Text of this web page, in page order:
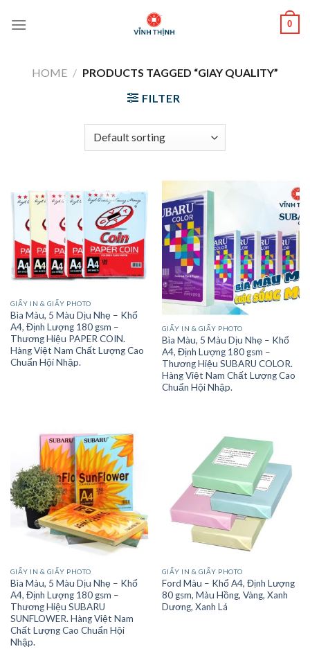
0
HOME / PRODUCTS TAGGED “GIAY QUALITY”
FILTER
GIẤY IN & GIẤY PHOTO
Bìa Màu, 5 Màu Dịu Nhẹ – Khổ
A4, Định Lượng 180 gsm –
Thương Hiệu PAPER COIN.
Hàng Việt Nam Chất Lượng Cao
Chuẩn Hội Nhập.
GIẤY IN & GIẤY PHOTO
Bìa Màu, 5 Màu Dịu Nhẹ – Khổ
A4, Định Lượng 180 gsm –
Thương Hiệu SUBARU COLOR.
Hàng Việt Nam Chất Lượng Cao
Chuẩn Hội Nhập.
GIẤY IN & GIẤY PHOTO
Bìa Màu, 5 Màu Dịu Nhẹ – Khổ
A4, Định Lượng 180 gsm –
Thương Hiệu SUBARU
SUNFLOWER. Hàng Việt Nam
Chất Lượng Cao Chuẩn Hội
Nhập.
GIẤY IN & GIẤY PHOTO
Ford Màu – Khổ A4, Định Lượng
80 gsm, Màu Hồng, Vàng, Xanh
Dương, Xanh Lá